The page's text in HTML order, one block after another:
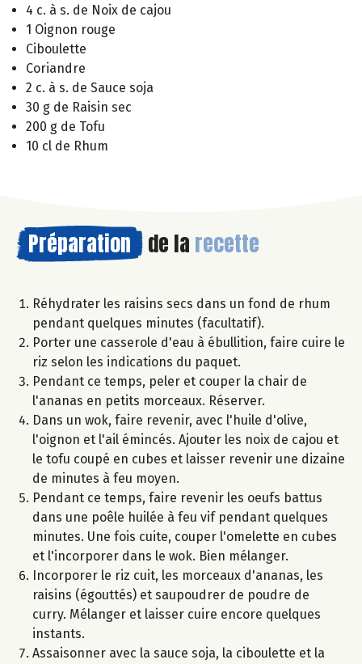
4 c. à s. de Noix de cajou
1 Oignon rouge
Ciboulette
Coriandre
2 c. à s. de Sauce soja
30 g de Raisin sec
200 g de Tofu
10 cl de Rhum
Préparation de la recette
Réhydrater les raisins secs dans un fond de rhum
pendant quelques minutes (facultatif).
Porter une casserole d'eau à ébullition, faire cuire le
riz selon les indications du paquet.
Pendant ce temps, peler et couper la chair de
l'ananas en petits morceaux. Réserver.
Dans un wok, faire revenir, avec l'huile d'olive,
l'oignon et l'ail émincés. Ajouter les noix de cajou et
le tofu coupé en cubes et laisser revenir une dizaine
de minutes à feu moyen.
Pendant ce temps, faire revenir les oeufs battus
dans une poêle huilée à feu vif pendant quelques
minutes. Une fois cuite, couper l'omelette en cubes
et l'incorporer dans le wok. Bien mélanger.
Incorporer le riz cuit, les morceaux d'ananas, les
raisins (égouttés) et saupoudrer de poudre de
curry. Mélanger et laisser cuire encore quelques
instants.
Assaisonner avec la sauce soja, la ciboulette et la